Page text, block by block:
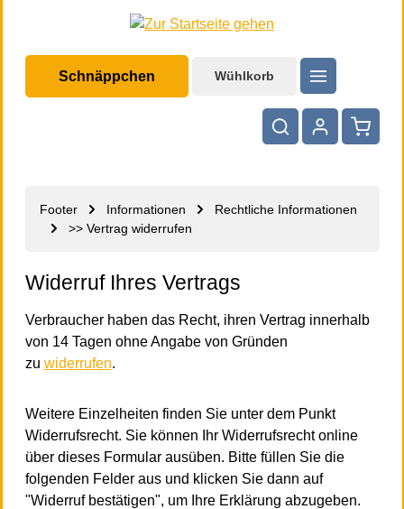
Schnäppchen Wühlkorb
Footer Informationen
Rechtliche Informationen
>> Vertrag widerrufen
Widerruf Ihres Vertrags
Verbraucher haben das Recht, ihren Vertrag innerhalb
von 14 Tagen ohne Angabe von Gründen
zu widerrufen.
Weitere Einzelheiten finden Sie unter dem Punkt
Widerrufsrecht. Sie können Ihr Widerrufsrecht online
über dieses Formular ausüben. Bitte füllen Sie die
folgenden Felder aus und klicken Sie dann auf
"Widerruf bestätigen", um Ihre Erklärung abzugeben.